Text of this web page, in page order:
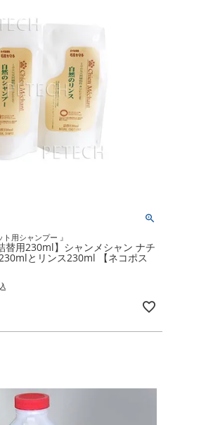
ト用シャンプー 』
替用230ml】シャンメシャン ナチ
とリンス230ml 【ネコポス